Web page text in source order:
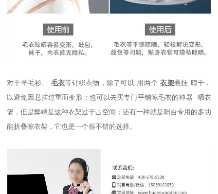
对于羊毛衫、 毛衣等针织衣物 ，除了可以 用两个 衣架悬挂 晾干 ，
以避免因悬挂过重而变形； 也可以去买专门平铺晾毛衣的神器--晒衣
篮，但是弊端是这种衣架过于占空间；还有一种就是阳台专用的多功
能折叠晾衣架，它也是一个很不错的选择。